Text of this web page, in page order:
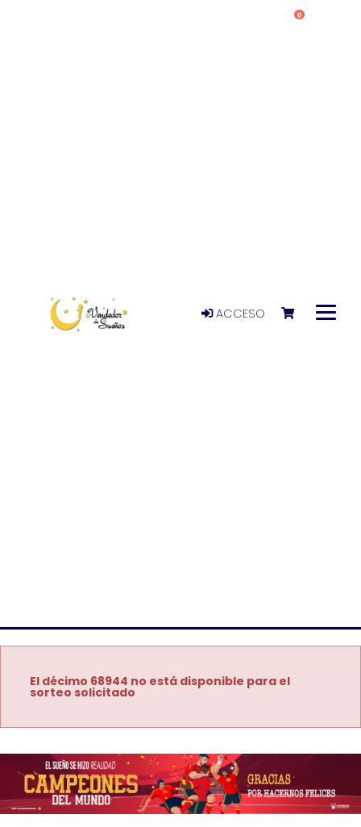
ACCESO
0
El décimo 68944 no está disponible para el
sorteo solicitado